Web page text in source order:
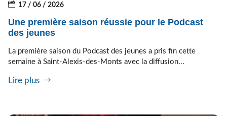
17 / 06 / 2026
Une première saison réussie pour le Podcast
des jeunes
La première saison du Podcast des jeunes a pris fin cette
semaine à Saint-Alexis-des-Monts avec la diffusion...
Lire plus